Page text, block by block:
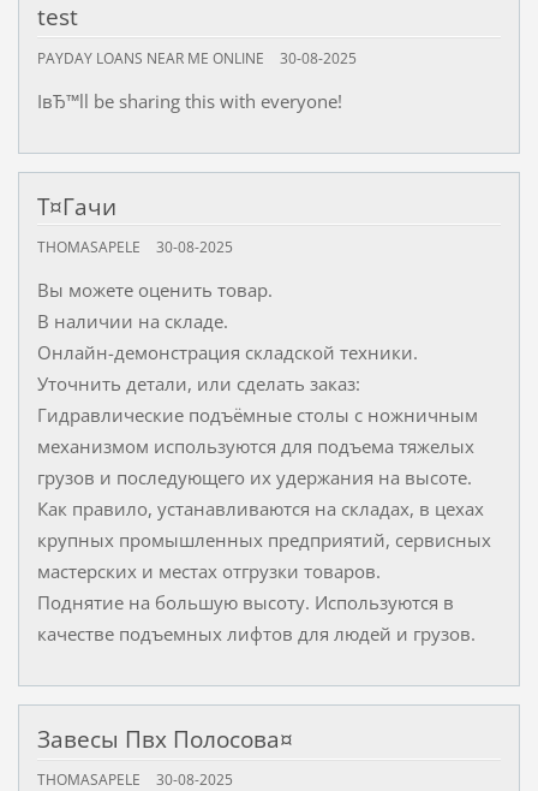
test
PAYDAY LOANS NEAR ME ONLINE 30-08-2025
IвЂ™ll be sharing this with everyone!
Т¤Гачи
THOMASAPELE 30-08-2025
Вы можете оценить товар.
В наличии на складе.
Онлайн-демонстрация складской техники.
Уточнить детали, или сделать заказ:
Гидравлические подъёмные столы с ножничным
механизмом используются для подъема тяжелых
грузов и последующего их удержания на высоте.
Как правило, устанавливаются на складах, в цехах
крупных промышленных предприятий, сервисных
мастерских и местах отгрузки товаров.
Поднятие на большую высоту. Используются в
качестве подъемных лифтов для людей и грузов.
Завесы Пвх Полосова¤
THOMASAPELE 30-08-2025